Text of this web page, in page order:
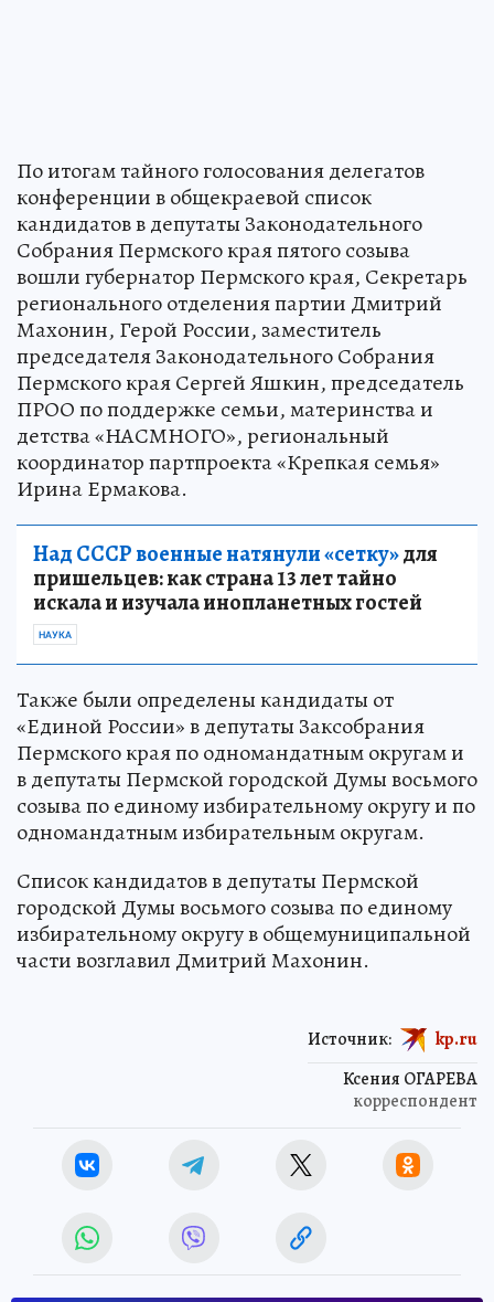
По итогам тайного голосования делегатов
конференции в общекраевой список
кандидатов в депутаты Законодательного
Собрания Пермского края пятого созыва
вошли губернатор Пермского края, Секретарь
регионального отделения партии Дмитрий
Махонин, Герой России, заместитель
председателя Законодательного Собрания
Пермского края Сергей Яшкин, председатель
ПРОО по поддержке семьи, материнства и
детства «НАСМНОГО», региональный
координатор партпроекта «Крепкая семья»
Ирина Ермакова.
Над СССР военные натянули «сетку»для
пришельцев: как страна 13 лет тайно
искала и изучала инопланетных гостей
НАУКА
Также были определены кандидаты от
«Единой России» в депутаты Заксобрания
Пермского края по одномандатным округам и
в депутаты Пермской городской Думы восьмого
созыва по единому избирательному округу и по
одномандатным избирательным округам.
Список кандидатов в депутаты Пермской
городской Думы восьмого созыва по единому
избирательному округу в общемуниципальной
части возглавил Дмитрий Махонин.
Ксения ОГАРЕВА
корреспондент
Источник: kp.ru